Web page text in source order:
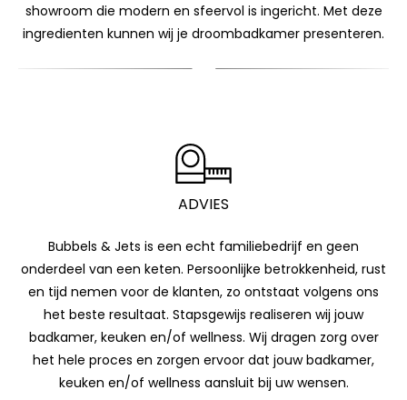
Created by Pro Design
from Noun Project
ADVIES
showroom die modern en sfeervol is ingericht. Met deze
ingredienten kunnen wij je droombadkamer presenteren.
Bubbels & Jets is een echt familiebedrijf en geen
onderdeel van een keten. Persoonlijke betrokkenheid, rust
en tijd nemen voor de klanten, zo ontstaat volgens ons
het beste resultaat. Stapsgewijs realiseren wij jouw
badkamer, keuken en/of wellness. Wij dragen zorg over
het hele proces en zorgen ervoor dat jouw badkamer,
keuken en/of wellness aansluit bij uw wensen.